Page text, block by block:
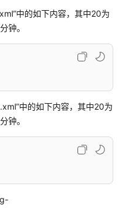
中的如下内容，其中20为
钟。
中的如下内容，其中20为
钟。